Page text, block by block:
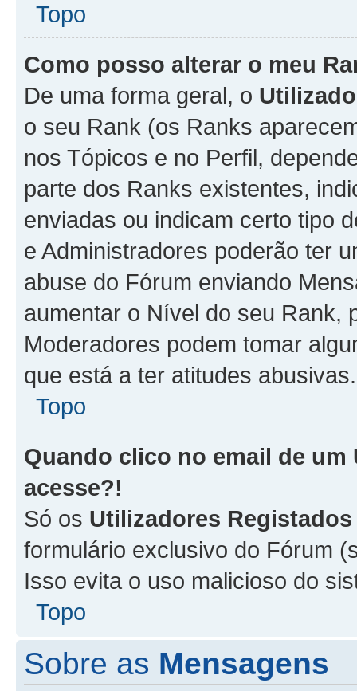
Topo
Como posso alterar o meu
De uma forma geral, o
o seu Rank (os Ranks
nos Tópicos e no Perfil,
parte dos Ranks existentes,
enviadas ou indicam certo tipo
e Administradores poderão ter
abuse do Fórum enviando
aumentar o Nível do seu Rank,
Moderadores podem tomar
que está a ter atitudes abusivas.
Topo
Quando clico no email de um
acesse?!
Só os Utilizadores Registados
formulário exclusivo do Fórum
Isso evita o uso malicioso do
Topo
Sobre as Mensagens